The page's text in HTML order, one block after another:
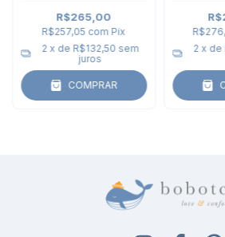
R$265,00
R$257,05 com Pix
2 x de R$132,50 sem
juros
COMPRAR
2 x de